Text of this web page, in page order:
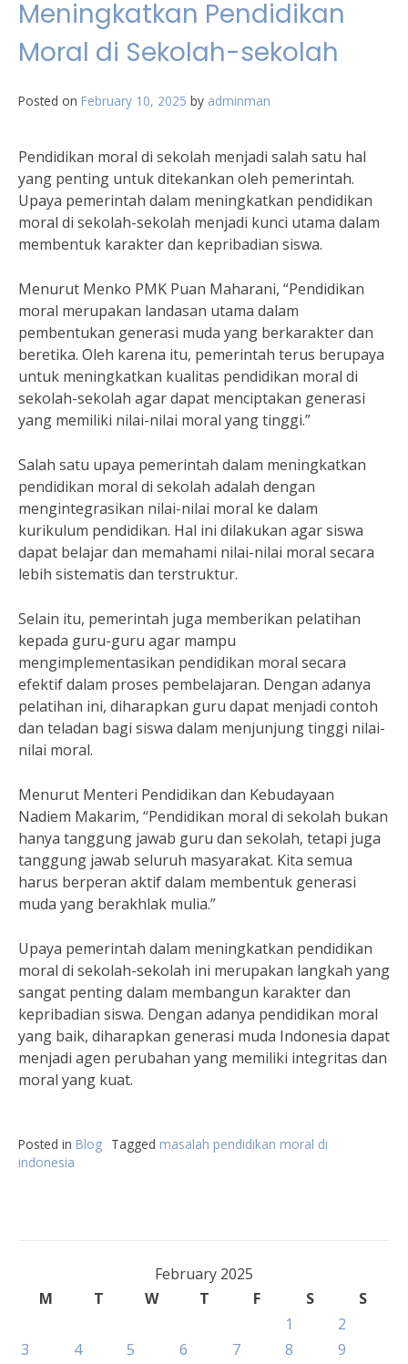
Meningkatkan Pendidikan
Moral di Sekolah-sekolah
Posted on February 10, 2025 by adminman
Pendidikan moral di sekolah menjadi salah satu hal
yang penting untuk ditekankan oleh pemerintah.
Upaya pemerintah dalam meningkatkan pendidikan
moral di sekolah-sekolah menjadi kunci utama dalam
membentuk karakter dan kepribadian siswa.
Menurut Menko PMK Puan Maharani, “Pendidikan
moral merupakan landasan utama dalam
pembentukan generasi muda yang berkarakter dan
beretika. Oleh karena itu, pemerintah terus berupaya
untuk meningkatkan kualitas pendidikan moral di
sekolah-sekolah agar dapat menciptakan generasi
yang memiliki nilai-nilai moral yang tinggi.”
Salah satu upaya pemerintah dalam meningkatkan
pendidikan moral di sekolah adalah dengan
mengintegrasikan nilai-nilai moral ke dalam
kurikulum pendidikan. Hal ini dilakukan agar siswa
dapat belajar dan memahami nilai-nilai moral secara
lebih sistematis dan terstruktur.
Selain itu, pemerintah juga memberikan pelatihan
kepada guru-guru agar mampu
mengimplementasikan pendidikan moral secara
efektif dalam proses pembelajaran. Dengan adanya
pelatihan ini, diharapkan guru dapat menjadi contoh
dan teladan bagi siswa dalam menjunjung tinggi nilai-
nilai moral.
Menurut Menteri Pendidikan dan Kebudayaan
Nadiem Makarim, “Pendidikan moral di sekolah bukan
hanya tanggung jawab guru dan sekolah, tetapi juga
tanggung jawab seluruh masyarakat. Kita semua
harus berperan aktif dalam membentuk generasi
muda yang berakhlak mulia.”
Upaya pemerintah dalam meningkatkan pendidikan
moral di sekolah-sekolah ini merupakan langkah yang
sangat penting dalam membangun karakter dan
kepribadian siswa. Dengan adanya pendidikan moral
yang baik, diharapkan generasi muda Indonesia dapat
menjadi agen perubahan yang memiliki integritas dan
moral yang kuat.
Posted in Blog Tagged masalah pendidikan moral di
indonesia
February 2025
M
T W T F S
S
1
2
3
4 5 6 7 8
9